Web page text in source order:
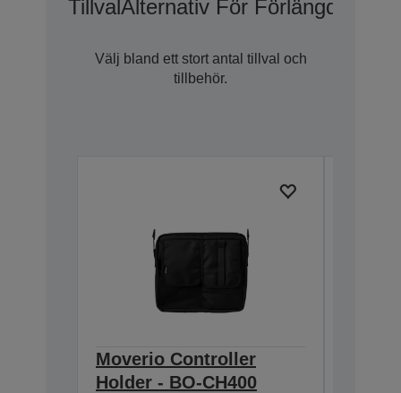
TillvalAlternativ För Förlängd
Välj bland ett stort antal tillval och
tillbehör.
Moverio Controller
Holder - BO-CH400